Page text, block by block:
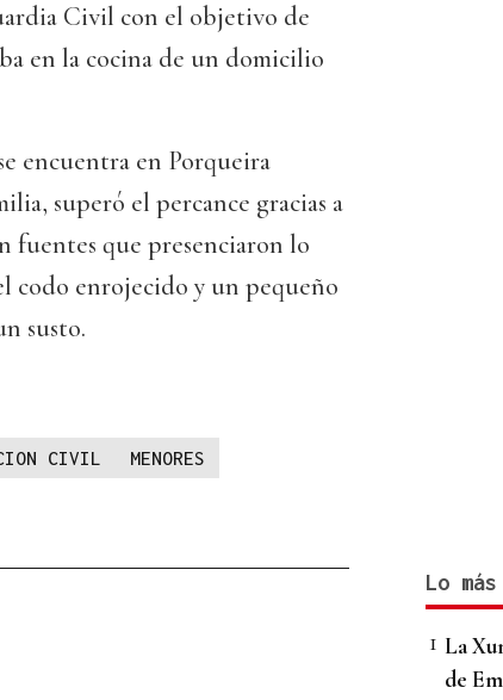
Civil con el objetivo de
en la cocina de un domicilio
encuentra en Porqueira
superó el percance gracias a
fuentes que presenciaron lo
codo enrojecido y un pequeño
susto.
CIVIL
MENORES
Lo
La
de